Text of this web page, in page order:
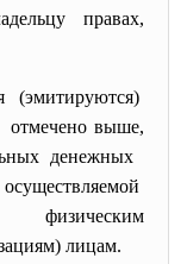
правах,
(эмитируются)
выше,
денежных
лицам.